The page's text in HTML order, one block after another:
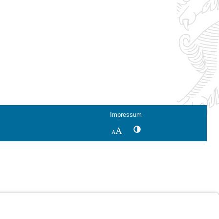
Impressum
SchriftgrößeKontrastwechsel